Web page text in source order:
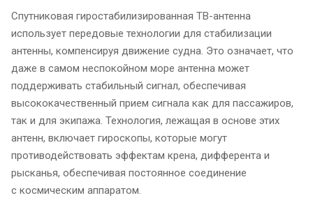
Спутниковая гиростабилизированная ТВ-антенна
использует передовые технологии для стабилизации
антенны, компенсируя движение судна. Это означает, что
даже в самом неспокойном море антенна может
поддерживать стабильный сигнал, обеспечивая
высококачественный прием сигнала как для пассажиров,
так и для экипажа. Технология, лежащая в основе этих
антенн, включает гироскопы, которые могут
противодействовать эффектам крена, дифферента и
рысканья, обеспечивая постоянное соединение
с космическим аппаратом.